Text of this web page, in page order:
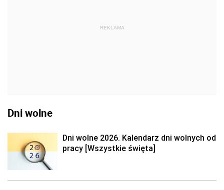
REKLAMA
Dni wolne
Dni wolne 2026. Kalendarz dni wolnych od
pracy [Wszystkie święta]